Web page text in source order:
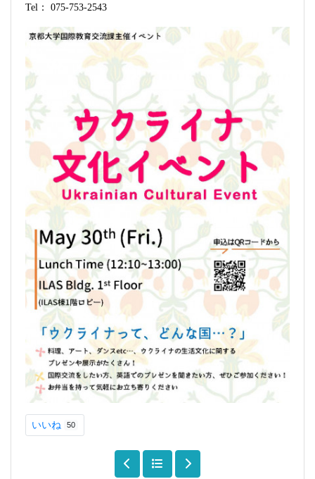
Tel： 075-753-2543
いいね 50